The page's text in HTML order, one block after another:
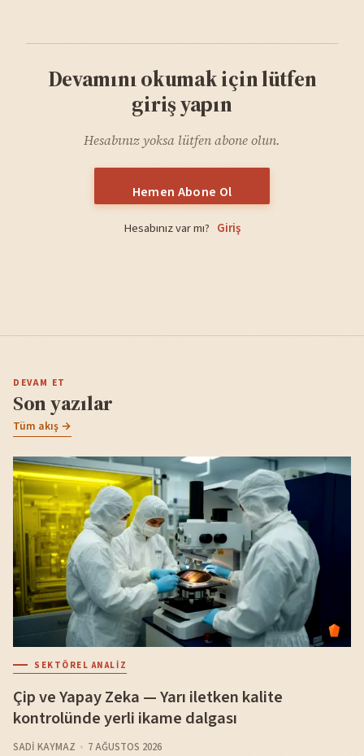
Devamını okumak için lütfen
giriş yapın
Hesabınız yoksa lütfen abone olun.
Hemen Abone Ol
Hesabınız var mı? Giriş
DEVAM ET
Son yazılar
Tüm akış →
SEKTÖREL ANALIZ
Çip ve Yapay Zeka — Yarı iletken kalite
kontrolünde yerli ikame dalgası
SADI KAYMAZ 7 AĞUSTOS 2026